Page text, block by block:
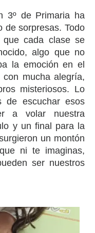
3º de Primaria ha
de sorpresas. Todo
cada clase se
algo que no
la emoción en el
mucha alegría,
misteriosos. Lo
de escuchar esos
a volar nuestra
y un final para la
un montón
ni te imaginas,
ser nuestros